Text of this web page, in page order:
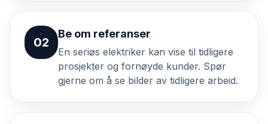
02
Be om referanser
En seriøs elektriker kan vise til tidligere
prosjekter og fornøyde kunder. Spør
gjerne om å se bilder av tidligere arbeid.